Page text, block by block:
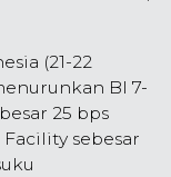
(21-22
BI 7-
25 bps
sebesar